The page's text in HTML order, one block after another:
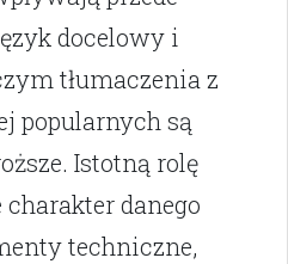
docelowy i
tłumaczenia z
popularnych są
Istotną rolę
danego
techniczne,